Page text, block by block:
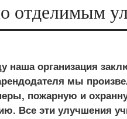
отделимым
наша организация
мы
пожарную и
Все эти улучшения